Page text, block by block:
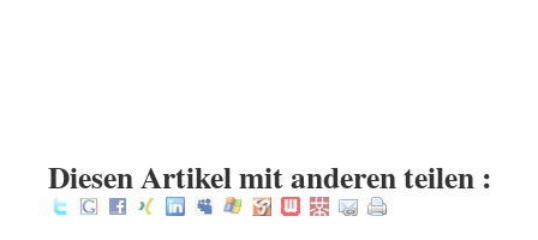
Diesen Artikel mit anderen teilen :